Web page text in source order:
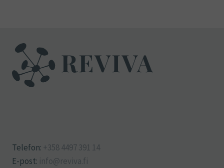
Telefon: +358 4497 391 14
E-post: info@reviva.fi